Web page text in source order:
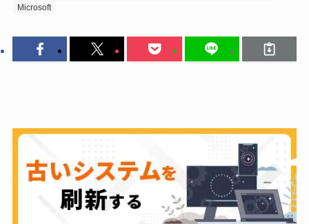
Microsoft